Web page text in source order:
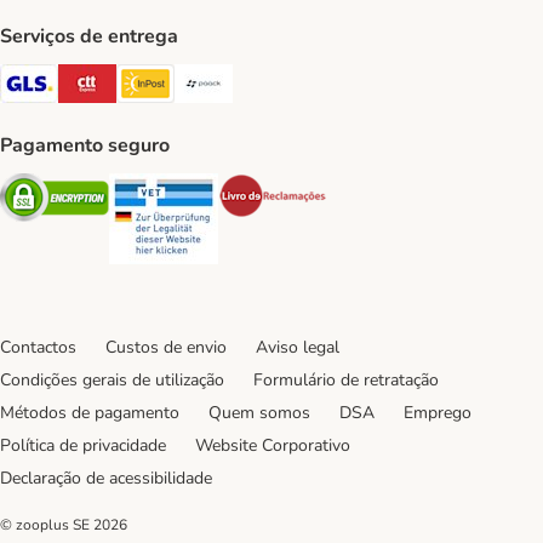
Serviços de entrega
GLS Shipping Method
CTTExpress Shipping Method
InPost Shipping Method
Pagamento seguro
Security Security
Contactos Custos de envio
Aviso legal
Condições gerais de utilização
Formulário de retratação
Métodos de pagamento
Quem somos DSA
Emprego
Política de privacidade
Website Corporativo
Declaração de acessibilidade
© zooplus SE 2026